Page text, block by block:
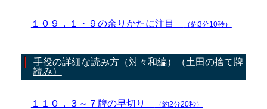
１０９．１・９の余りかたに注目 （約3分10秒）
手役の詳細な読み方（対々和編）（土田の捨て牌
読み）
１１０．３～７牌の早切り （約2分20秒）